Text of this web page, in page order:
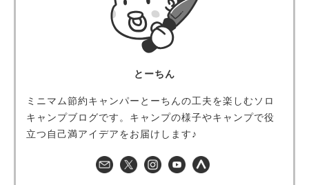
とーちん
ミニマム節約キャンパーとーちんの工夫を楽しむソロ
キャンプブログです。キャンプの様子やキャンプで役
立つ自己満アイデアをお届けします♪